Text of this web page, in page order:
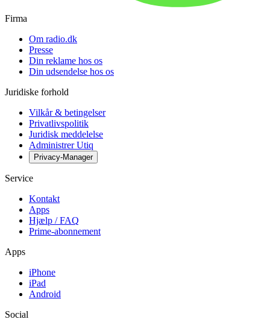
Firma
Om radio.dk
Presse
Din reklame hos os
Din udsendelse hos os
Juridiske forhold
Vilkår & betingelser
Privatlivspolitik
Juridisk meddelelse
Administrer Utiq
Privacy-Manager
Service
Kontakt
Apps
Hjælp / FAQ
Prime-abonnement
Apps
iPhone
iPad
Android
Social